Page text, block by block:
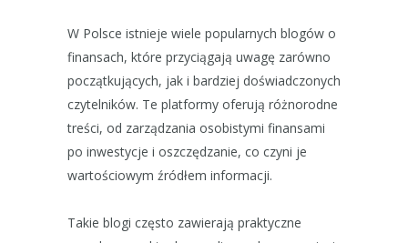
W Polsce istnieje wiele popularnych blogów o
finansach, które przyciągają uwagę zarówno
początkujących, jak i bardziej doświadczonych
czytelników. Te platformy oferują różnorodne
treści, od zarządzania osobistymi finansami
po inwestycje i oszczędzanie, co czyni je
wartościowym źródłem informacji.
Takie blogi często zawierają praktyczne